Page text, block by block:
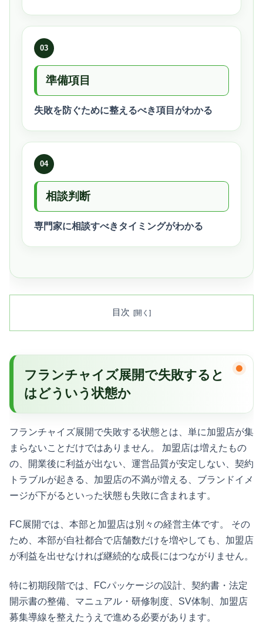
03
準備項目
失敗を防ぐために整えるべき項目がわかる
04
相談判断
専門家に相談すべきタイミングがわかる
目次
フランチャイズ展開で失敗すると
はどういう状態か
フランチャイズ展開で失敗する状態とは、単に加盟店が集
まらないことだけではありません。 加盟店は増えたもの
の、開業後に利益が出ない、運営品質が安定しない、契約
トラブルが起きる、加盟店の不満が増える、ブランドイメ
ージが下がるといった状態も失敗に含まれます。
FC展開では、本部と加盟店は別々の経営主体です。 その
ため、本部が自社都合で店舗数だけを増やしても、加盟店
が利益を出せなければ継続的な成長にはつながりません。
特に初期段階では、FCパッケージの設計、契約書・法定
開示書の整備、マニュアル・研修制度、SV体制、加盟店
募集導線を整えたうえで進める必要があります。